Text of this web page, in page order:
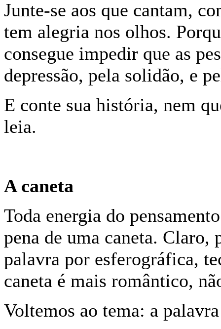
Junte-se aos que cantam,
tem alegria nos olhos.
consegue impedir que as
depressão, pela solidão, e
E conte sua história, nem
leia.
A caneta
Toda energia do
pena de uma caneta. Claro,
palavra por esferográfica,
caneta é mais romântico,
Voltemos ao tema: a